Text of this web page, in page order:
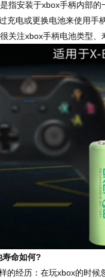
是指安装于xbox手柄内部的
充电或更换电池来使用手
关注xbox手柄电池类型
命如何?
经历：在玩xbox的时候忽